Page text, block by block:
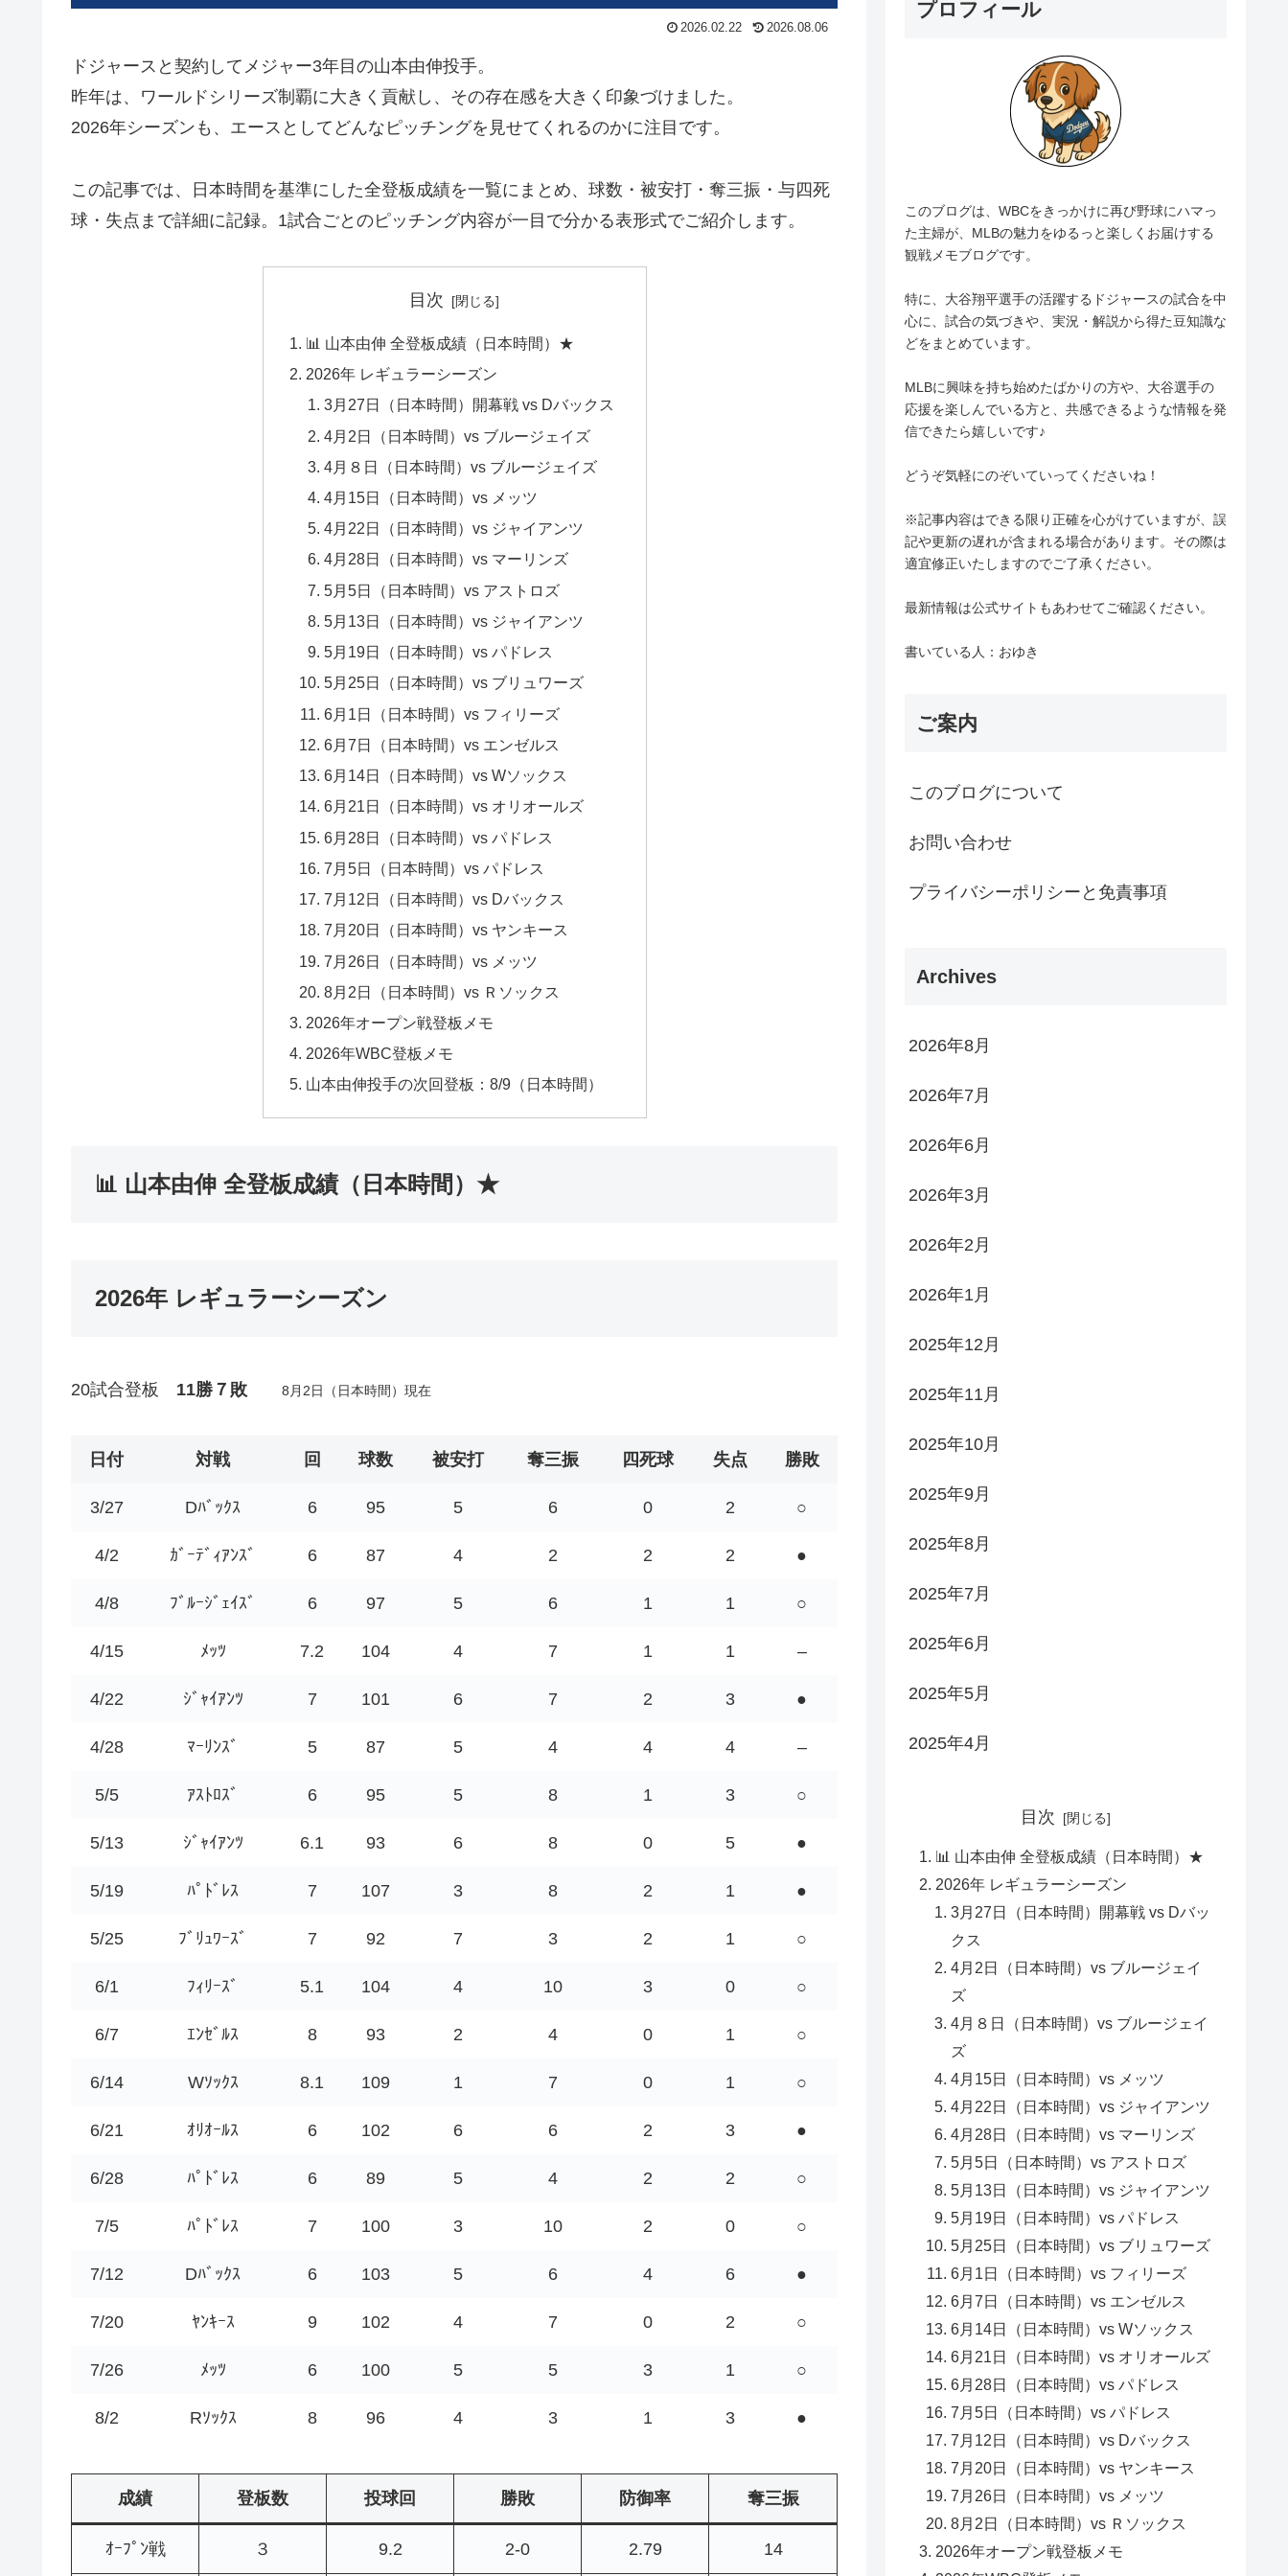
2026.02.22 2026.08.06
ドジャースと契約してメジャー3年目の山本由伸投手。
昨年は、ワールドシリーズ制覇に大きく貢献し、その存在感を大きく印象づけました。
2026年シーズンも、エースとしてどんなピッチングを見せてくれるのかに注目です。
この記事では、日本時間を基準にした全登板成績を一覧にまとめ、球数・被安打・奪三振・与四死
球・失点まで詳細に記録。1試合ごとのピッチング内容が一目で分かる表形式でご紹介します。
目次
📊 山本由伸 全登板成績（日本時間）★
2026年 レギュラーシーズン
3月27日（日本時間）開幕戦 vs Dバックス
4月2日（日本時間）vs ブルージェイズ
4月８日（日本時間）vs ブルージェイズ
4月15日（日本時間）vs メッツ
4月22日（日本時間）vs ジャイアンツ
4月28日（日本時間）vs マーリンズ
5月5日（日本時間）vs アストロズ
5月13日（日本時間）vs ジャイアンツ
5月19日（日本時間）vs パドレス
5月25日（日本時間）vs ブリュワーズ
6月1日（日本時間）vs フィリーズ
6月7日（日本時間）vs エンゼルス
6月14日（日本時間）vs Wソックス
6月21日（日本時間）vs オリオールズ
6月28日（日本時間）vs パドレス
7月5日（日本時間）vs パドレス
7月12日（日本時間）vs Dバックス
7月20日（日本時間）vs ヤンキース
7月26日（日本時間）vs メッツ
8月2日（日本時間）vs Ｒソックス
2026年オープン戦登板メモ
2026年WBC登板メモ
山本由伸投手の次回登板：8/9（日本時間）
📊 山本由伸 全登板成績（日本時間）★
2026年 レギュラーシーズン
20試合登板 11勝７敗 8月2日（日本時間）現在
日付 対戦 回 球数 被安打 奪三振 四死球 失点 勝敗
3/27 Dﾊﾞｯｸｽ 6 95 5 6 0 2 ○
4/2 ｶﾞｰﾃﾞｨｱﾝｽﾞ 6 87 4 2 2 2 ●
4/8 ﾌﾞﾙｰｼﾞｪｲｽﾞ 6 97 5 6 1 1 ○
4/15 ﾒｯﾂ 7.2 104 4 7 1 1 –
4/22 ｼﾞｬｲｱﾝﾂ 7 101 6 7 2 3 ●
4/28 ﾏｰﾘﾝｽﾞ 5 87 5 4 4 4 –
5/5 ｱｽﾄﾛｽﾞ 6 95 5 8 1 3 ○
5/13 ｼﾞｬｲｱﾝﾂ 6.1 93 6 8 0 5 ●
5/19 ﾊﾟﾄﾞﾚｽ 7 107 3 8 2 1 ●
5/25 ﾌﾞﾘｭﾜｰｽﾞ 7 92 7 3 2 1 ○
6/1 ﾌｨﾘｰｽﾞ 5.1 104 4 10 3 0 ○
6/7 ｴﾝｾﾞﾙｽ 8 93 2 4 0 1 ○
6/14 Wｿｯｸｽ 8.1 109 1 7 0 1 ○
6/21 ｵﾘｵｰﾙｽ 6 102 6 6 2 3 ●
6/28 ﾊﾟﾄﾞﾚｽ 6 89 5 4 2 2 ○
7/5 ﾊﾟﾄﾞﾚｽ 7 100 3 10 2 0 ○
7/12 Dﾊﾞｯｸｽ 6 103 5 6 4 6 ●
7/20 ﾔﾝｷｰｽ 9 102 4 7 0 2 ○
7/26 ﾒｯﾂ 6 100 5 5 3 1 ○
8/2 Rｿｯｸｽ 8 96 4 3 1 3 ●
成績 登板数 投球回 勝敗 防御率 奪三振
ｵｰﾌﾟﾝ戦 ３ 9.2 2-0 2.79 14
プロフィール
このブログは、WBCをきっかけに再び野球にハマっ
た主婦が、MLBの魅力をゆるっと楽しくお届けする
観戦メモブログです。
特に、大谷翔平選手の活躍するドジャースの試合を中
心に、試合の気づきや、実況・解説から得た豆知識な
どをまとめています。
MLBに興味を持ち始めたばかりの方や、大谷選手の
応援を楽しんでいる方と、共感できるような情報を発
信できたら嬉しいです♪
どうぞ気軽にのぞいていってくださいね！
※記事内容はできる限り正確を心がけていますが、誤
記や更新の遅れが含まれる場合があります。その際は
適宜修正いたしますのでご了承ください。
最新情報は公式サイトもあわせてご確認ください。
書いている人：おゆき
ご案内
このブログについて
お問い合わせ
プライバシーポリシーと免責事項
Archives
2026年8月
2026年7月
2026年6月
2026年3月
2026年2月
2026年1月
2025年12月
2025年11月
2025年10月
2025年9月
2025年8月
2025年7月
2025年6月
2025年5月
2025年4月
目次
📊 山本由伸 全登板成績（日本時間）★
2026年 レギュラーシーズン
3月27日（日本時間）開幕戦 vs Dバッ
クス
4月2日（日本時間）vs ブルージェイ
ズ
4月８日（日本時間）vs ブルージェイ
ズ
4月15日（日本時間）vs メッツ
4月22日（日本時間）vs ジャイアンツ
4月28日（日本時間）vs マーリンズ
5月5日（日本時間）vs アストロズ
5月13日（日本時間）vs ジャイアンツ
5月19日（日本時間）vs パドレス
5月25日（日本時間）vs ブリュワーズ
6月1日（日本時間）vs フィリーズ
6月7日（日本時間）vs エンゼルス
6月14日（日本時間）vs Wソックス
6月21日（日本時間）vs オリオールズ
6月28日（日本時間）vs パドレス
7月5日（日本時間）vs パドレス
7月12日（日本時間）vs Dバックス
7月20日（日本時間）vs ヤンキース
7月26日（日本時間）vs メッツ
8月2日（日本時間）vs Ｒソックス
2026年オープン戦登板メモ